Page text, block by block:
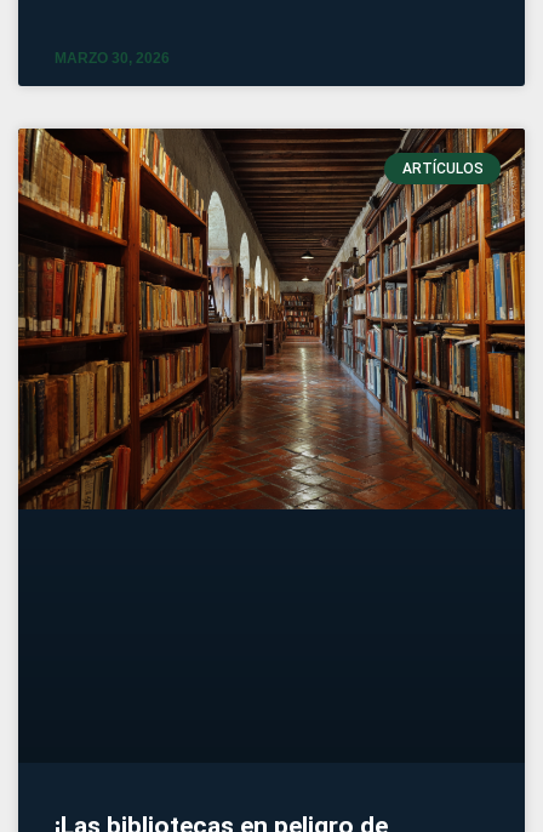
MARZO 30, 2026
ARTÍCULOS
¡Las bibliotecas en peligro de